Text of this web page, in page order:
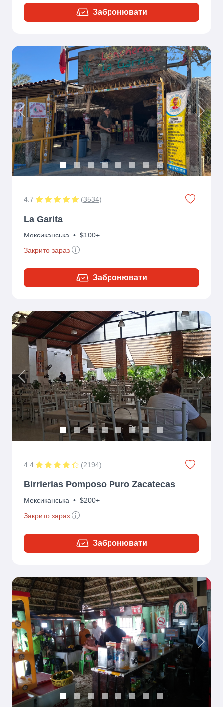
Забронювати
Previous Next
4.7 (3534)
La Garita
Мексиканська • $100+
Закрито зараз
Забронювати
Previous Next
4.4 (2194)
Birrierias Pomposo Puro Zacatecas
Мексиканська • $200+
Закрито зараз
Забронювати
Previous Next